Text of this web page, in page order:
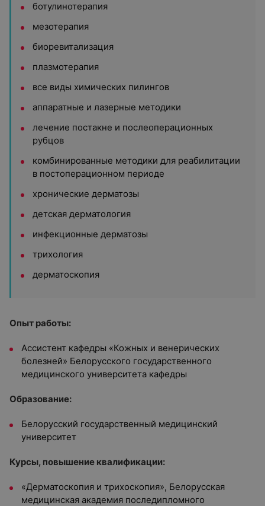
ботулинотерапия
мезотерапия
биоревитализация
плазмотерапия
все виды химических пилингов
аппаратные и лазерные методики
лечение постакне и послеоперационных
рубцов
комбинированные методики для реабилитации
в постоперационном периоде
хронические дерматозы
детская дерматология
инфекционные дерматозы
трихология
дерматоскопия
Опыт работы:
Ассистент кафедры «Кожных и венерических
болезней» Белорусского государственного
медицинского университета кафедры
Образование:
Белорусский государственный медицинский
университет
Курсы, повышение квалификации:
«Дерматоскопия и трихоскопия», Белорусская
медицинская академия последипломного